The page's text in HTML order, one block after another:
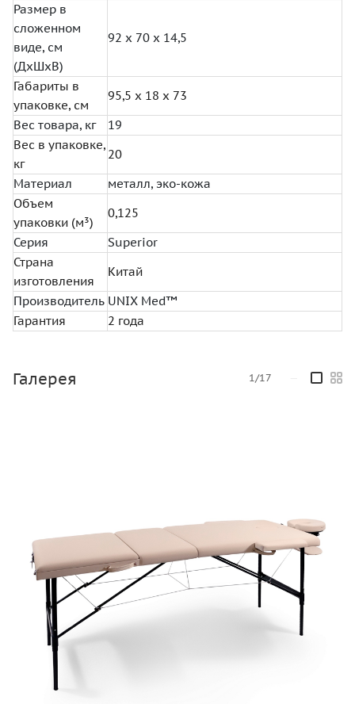
Размер в
сложенном
виде, см
(ДхШхВ)
92 х 70 х 14,5
Габариты в
упаковке, см
95,5 х 18 х 73
Вес товара, кг
19
Вес в упаковке,
кг
20
Материал
металл, эко-кожа
Объем
упаковки (м³)
0,125
Серия
Superior
Страна
изготовления
Китай
Производитель UNIX Med™
Гарантия
2 года
Галерея 1/17